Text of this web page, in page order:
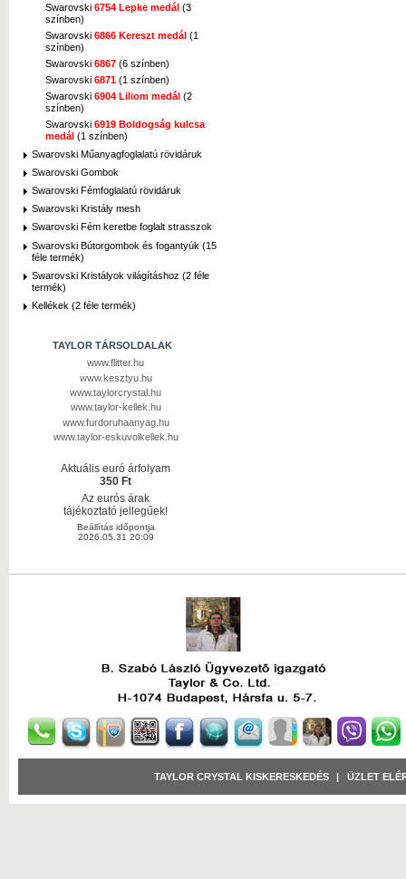
Swarovski 6754 Lepke medál (3
színben)
Swarovski 6866 Kereszt medál (1
színben)
Swarovski 6867 (6 színben)
Swarovski 6871 (1 színben)
Swarovski 6904 Liliom medál (2
színben)
Swarovski 6919 Boldogság kulcsa
medál (1 színben)
Swarovski Műanyagfoglalatú rövidáruk
Swarovski Gombok
Swarovski Fémfoglalatú rövidáruk
Swarovski Kristály mesh
Swarovski Fém keretbe foglalt strasszok
Swarovski Bútorgombok és fogantyúk (15
féle termék)
Swarovski Kristályok világításhoz (2 féle
termék)
Kellékek (2 féle termék)
TAYLOR TÁRSOLDALAK
www.flitter.hu
www.kesztyu.hu
www.taylorcrystal.hu
www.taylor-kellek.hu
www.furdoruhaanyag.hu
www.taylor-eskuvoikellek.hu
Aktuális euró árfolyam
350 Ft
Az eurós árak
tájékoztató jellegűek!
Beállítás időpontja
2026.05.31 20:09
TAYLOR CRYSTAL KISKERESKEDÉS ÜZLET